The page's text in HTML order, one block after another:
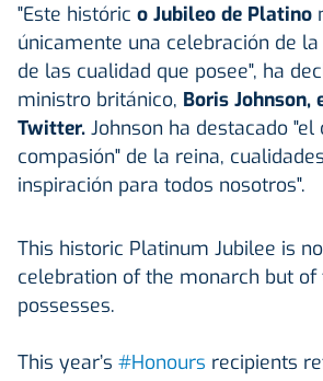
"Este históric o Jubileo de Platino
únicamente una celebración de
de las cualidad que posee", ha
ministro británico, Boris Johnson,
Twitter. Johnson ha destacado
compasión" de la reina,
inspiración para todos nosotros".
This historic Platinum Jubilee is
celebration of the monarch but of
possesses.
This year’s #Honours recipients